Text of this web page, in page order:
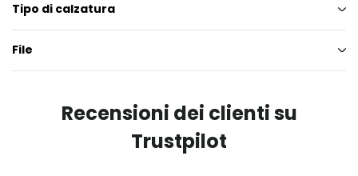
Tipo di calzatura
File
Recensioni dei clienti su
Trustpilot